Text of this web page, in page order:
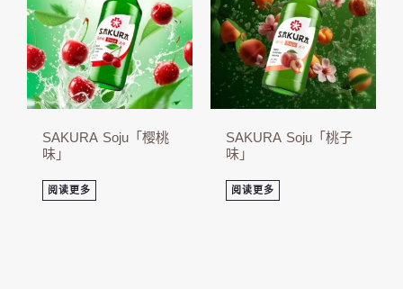
SAKURA Soju「樱桃
味」
阅读更多
SAKURA Soju「桃子
味」
阅读更多